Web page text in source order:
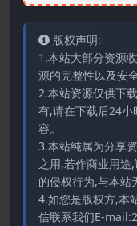
版权声明:
1.本站大部分资源
源的完整性以及安
2.本站资源仅供下
有,请在下载后24
容。
3.本站纯属为分享
之用,若作商业用途
的侵权行为,与本站
4.如您是版权方,本
信联系我们E-